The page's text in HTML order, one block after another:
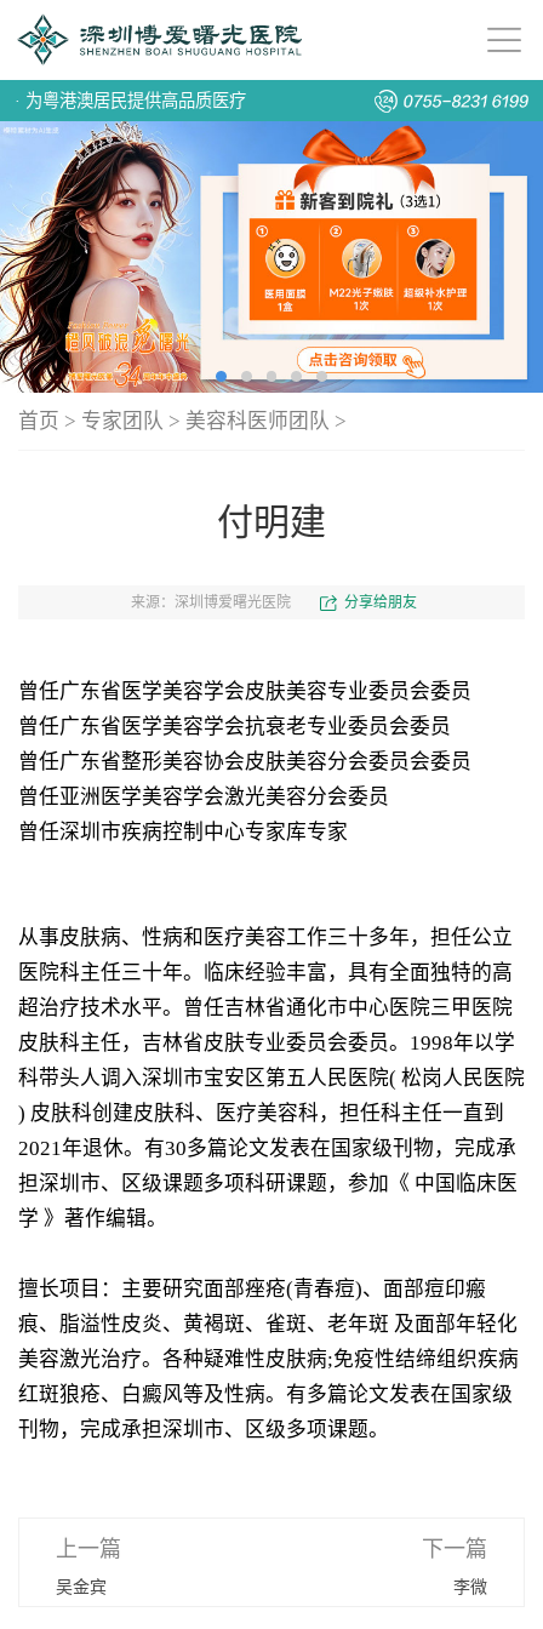
· 为粤港澳居民提供高品质医疗
首页 > 专家团队 > 美容科医师团队 >
付明建
来源：深圳博爱曙光医院 分享给朋友
曾任广东省医学美容学会皮肤美容专业委员会委员
曾任广东省医学美容学会抗衰老专业委员会委员
曾任广东省整形美容协会皮肤美容分会委员会委员
曾任亚洲医学美容学会激光美容分会委员
曾任深圳市疾病控制中心专家库专家
从事皮肤病、性病和医疗美容工作三十多年，担任公立
医院科主任三十年。临床经验丰富，具有全面独特的高
超治疗技术水平。曾任吉林省通化市中心医院三甲医院
皮肤科主任，吉林省皮肤专业委员会委员。1998年以学
科带头人调入深圳市宝安区第五人民医院( 松岗人民医院
) 皮肤科创建皮肤科、医疗美容科，担任科主任一直到
2021年退休。有30多篇论文发表在国家级刊物，完成承
担深圳市、区级课题多项科研课题，参加《 中国临床医
学 》著作编辑。
擅长项目：主要研究面部痤疮(青春痘)、面部痘印瘢
痕、脂溢性皮炎、黄褐斑、雀斑、老年斑 及面部年轻化
美容激光治疗。各种疑难性皮肤病;免疫性结缔组织疾病
红斑狼疮、白癜风等及性病。有多篇论文发表在国家级
刊物，完成承担深圳市、区级多项课题。
上一篇
吴金宾
下一篇
李微